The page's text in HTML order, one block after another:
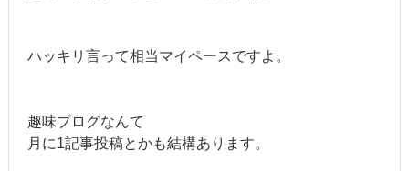
ハッキリ言って相当マイペースですよ。
趣味ブログなんて
月に1記事投稿とかも結構あります。